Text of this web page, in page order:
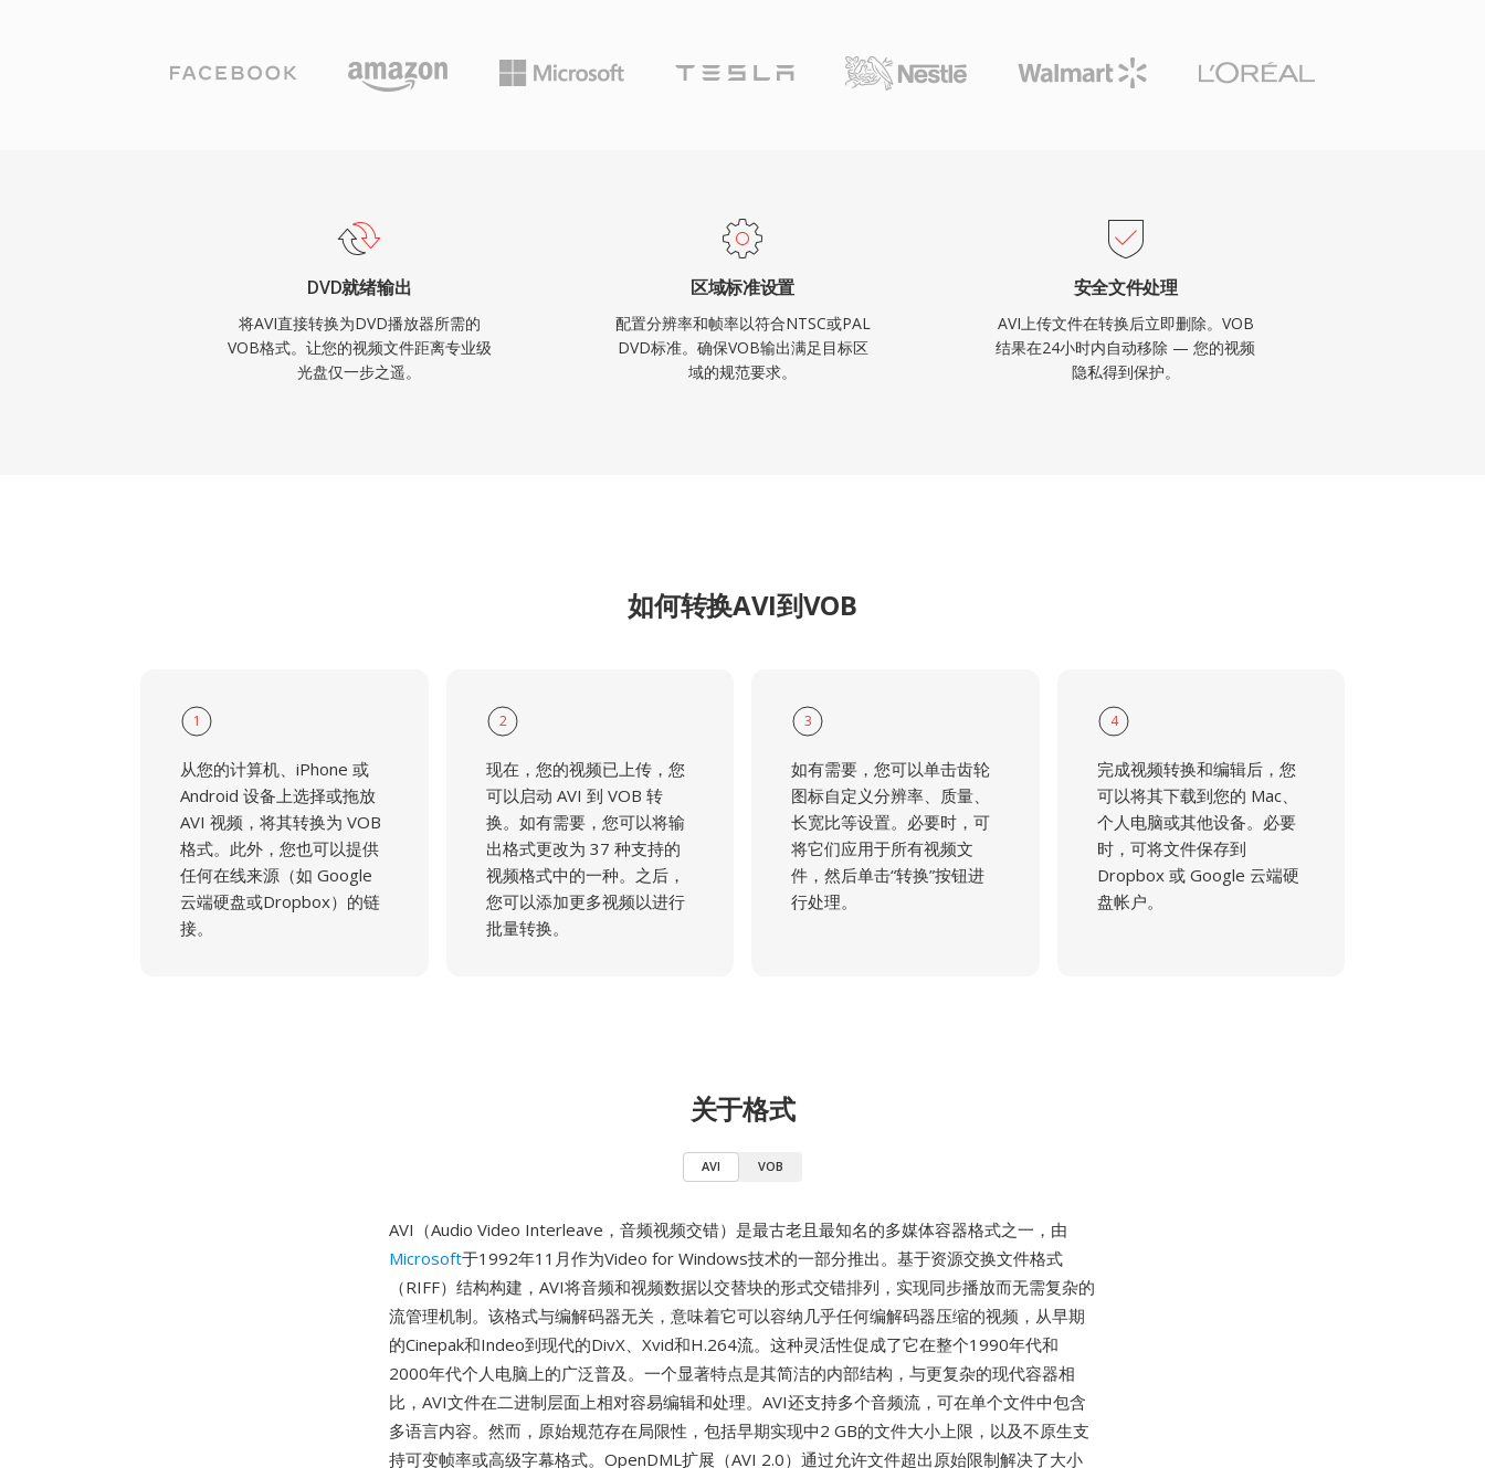
NTSC（720x480）和PAL（720x576）视频分辨率，音视频合计比特
率最高9.8 Mbps。将视频、多音轨、字幕和导航集成到单个节目流
DVD就绪输出
将AVI直接转换为DVD播放器所需的
VOB格式。让您的视频文件距离专业级
光盘仅一步之遥。
区域标准设置
配置分辨率和帧率以符合NTSC或PAL
DVD标准。确保VOB输出满足目标区
域的规范要求。
安全文件处理
AVI上传文件在转换后立即删除。VOB
结果在24小时内自动移除 — 您的视频
隐私得到保护。
如何转换AVI到VOB
1
从您的计算机、iPhone 或
Android 设备上选择或拖放
AVI 视频，将其转换为 VOB
格式。此外，您也可以提供
任何在线来源（如 Google
云端硬盘或Dropbox）的链
接。
2
现在，您的视频已上传，您
可以启动 AVI 到 VOB 转
换。如有需要，您可以将输
出格式更改为 37 种支持的
视频格式中的一种。之后，
您可以添加更多视频以进行
批量转换。
3
如有需要，您可以单击齿轮
图标自定义分辨率、质量、
长宽比等设置。必要时，可
将它们应用于所有视频文
件，然后单击“转换”按钮进
行处理。
4
完成视频转换和编辑后，您
可以将其下载到您的 Mac、
个人电脑或其他设备。必要
时，可将文件保存到
Dropbox 或 Google 云端硬
盘帐户。
关于格式
AVI VOB
AVI（Audio Video Interleave，音频视频交错）是最古老且最知名的多媒体容器格式之一，由
Microsoft于1992年11月作为Video for Windows技术的一部分推出。基于资源交换文件格式
（RIFF）结构构建，AVI将音频和视频数据以交替块的形式交错排列，实现同步播放而无需复杂的
流管理机制。该格式与编解码器无关，意味着它可以容纳几乎任何编解码器压缩的视频，从早期
的Cinepak和Indeo到现代的DivX、Xvid和H.264流。这种灵活性促成了它在整个1990年代和
2000年代个人电脑上的广泛普及。一个显著特点是其简洁的内部结构，与更复杂的现代容器相
比，AVI文件在二进制层面上相对容易编辑和处理。AVI还支持多个音频流，可在单个文件中包含
多语言内容。然而，原始规范存在局限性，包括早期实现中2 GB的文件大小上限，以及不原生支
持可变帧率或高级字幕格式。OpenDML扩展（AVI 2.0）通过允许文件超出原始限制解决了大小